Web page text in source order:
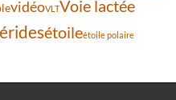
vidéoVLTVoie lactée
étoileétoile polaire